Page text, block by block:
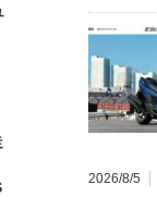
2026/8/5